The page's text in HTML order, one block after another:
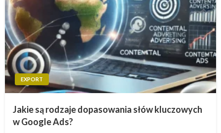
EXPORT
Jakie są rodzaje dopasowania słów kluczowych
w Google Ads?